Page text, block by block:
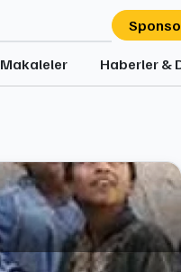
Makaleler Haberler &